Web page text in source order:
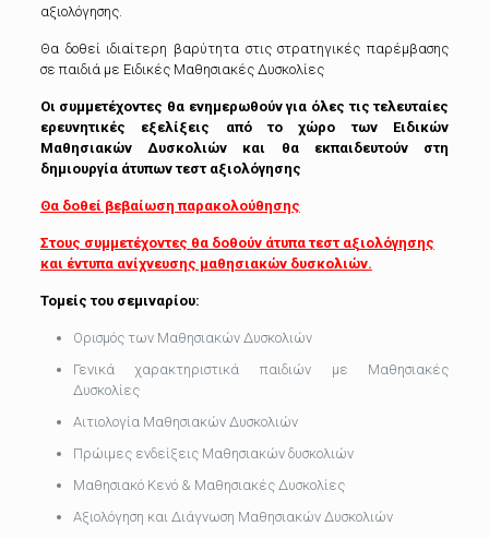
αξιολόγησης.
Θα δοθεί ιδιαίτερη βαρύτητα στις στρατηγικές παρέμβασης
σε παιδιά με Ειδικές Μαθησιακές Δυσκολίες
Οι συμμετέχοντες θα ενημερωθούν για όλες τις τελευταίες
ερευνητικές εξελίξεις από το χώρο των Ειδικών
Μαθησιακών Δυσκολιών και θα εκπαιδευτούν στη
δημιουργία άτυπων τεστ αξιολόγησης
Θα δοθεί βεβαίωση παρακολούθησης
Στους συμμετέχοντες θα δοθούν άτυπα τεστ αξιολόγησης
και έντυπα ανίχνευσης μαθησιακών δυσκολιών.
Τομείς του σεμιναρίου:
Ορισμός των Μαθησιακών Δυσκολιών
Γενικά χαρακτηριστικά παιδιών με Μαθησιακές
Δυσκολίες
Αιτιολογία Μαθησιακών Δυσκολιών
Πρώιμες ενδείξεις Μαθησιακών δυσκολιών
Μαθησιακό Κενό & Μαθησιακές Δυσκολίες
Αξιολόγηση και Διάγνωση Μαθησιακών Δυσκολιών